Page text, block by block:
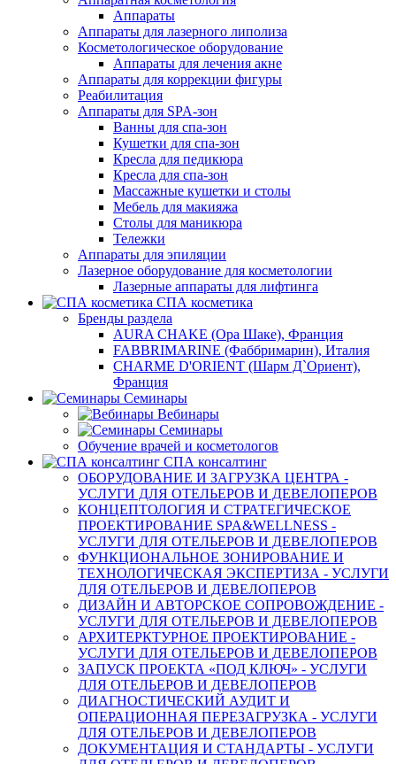
Аппараты
Аппараты для лазерного липолиза
Косметологическое оборудование
Аппараты для лечения акне
Аппараты для коррекции фигуры
Реабилитация
Аппараты для SPA-зон
Ванны для спа-зон
Кушетки для спа-зон
Кресла для педикюра
Кресла для спа-зон
Массажные кушетки и столы
Мебель для макияжа
Столы для маникюра
Тележки
Аппараты для эпиляции
Лазерное оборудование для косметологии
Лазерные аппараты для лифтинга
СПА косметика
Бренды раздела
AURA CHAKE (Ора Шаке), Франция
FABBRIMARINE (Фаббримарин), Италия
CHARME D'ORIENT (Шарм Д`Ориент),
Франция
Семинары
Вебинары
Семинары
Обучение врачей и косметологов
СПА консалтинг
ОБОРУДОВАНИЕ И ЗАГРУЗКА ЦЕНТРА -
УСЛУГИ ДЛЯ ОТЕЛЬЕРОВ И ДЕВЕЛОПЕРОВ
КОНЦЕПТОЛОГИЯ И СТРАТЕГИЧЕСКОЕ
ПРОЕКТИРОВАНИЕ SPA&WELLNESS -
УСЛУГИ ДЛЯ ОТЕЛЬЕРОВ И ДЕВЕЛОПЕРОВ
ФУНКЦИОНАЛЬНОЕ ЗОНИРОВАНИЕ И
ТЕХНОЛОГИЧЕСКАЯ ЭКСПЕРТИЗА - УСЛУГИ
ДЛЯ ОТЕЛЬЕРОВ И ДЕВЕЛОПЕРОВ
ДИЗАЙН И АВТОРСКОЕ СОПРОВОЖДЕНИЕ -
УСЛУГИ ДЛЯ ОТЕЛЬЕРОВ И ДЕВЕЛОПЕРОВ
АРХИТЕРКТУРНОЕ ПРОЕКТИРОВАНИЕ -
УСЛУГИ ДЛЯ ОТЕЛЬЕРОВ И ДЕВЕЛОПЕРОВ
ЗАПУСК ПРОЕКТА «ПОД КЛЮЧ» - УСЛУГИ
ДЛЯ ОТЕЛЬЕРОВ И ДЕВЕЛОПЕРОВ
ДИАГНОСТИЧЕСКИЙ АУДИТ И
ОПЕРАЦИОННАЯ ПЕРЕЗАГРУЗКА - УСЛУГИ
ДЛЯ ОТЕЛЬЕРОВ И ДЕВЕЛОПЕРОВ
ДОКУМЕНТАЦИЯ И СТАНДАРТЫ - УСЛУГИ